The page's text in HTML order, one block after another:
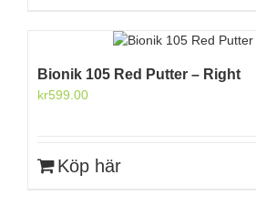
Bionik 105 Red Putter – Right
kr599.00
Köp här